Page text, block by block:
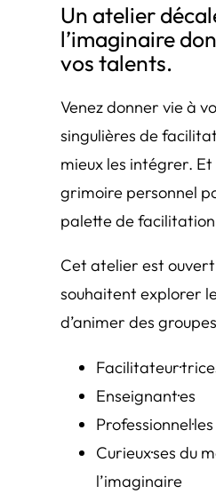
Un atelier
l’imaginaire
vos talents.
Venez donner vie à
singulières de
mieux les intégrer.
grimoire personnel
palette de
Cet atelier est ouvert
souhaitent explorer
d’animer des
Enseignant·es
Professionnel·les
Curieux·ses du
l’imaginaire